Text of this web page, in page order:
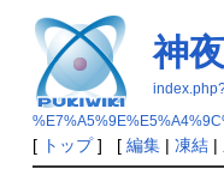
神
[ トップ] [ 編集| 凍結|